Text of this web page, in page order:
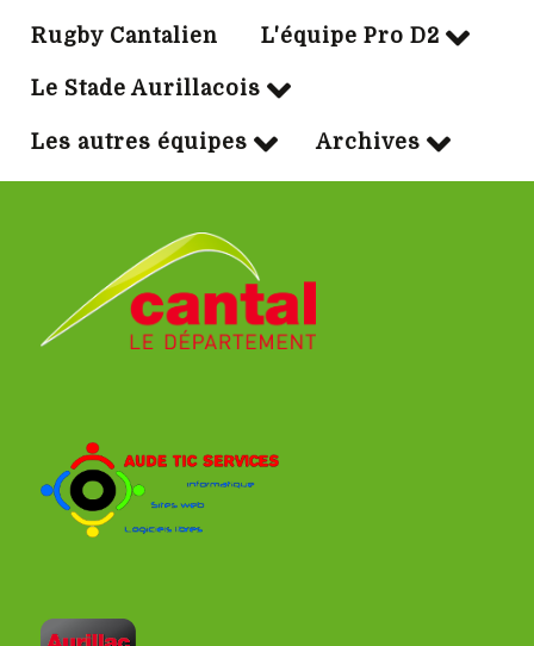
Rugby Cantalien L'équipe Pro D2
Le Stade Aurillacois
Les autres équipes Archives